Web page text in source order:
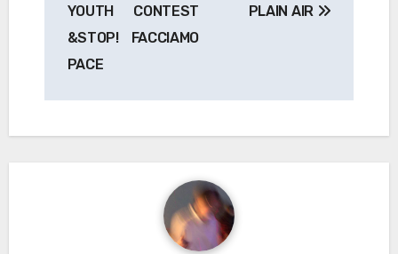
YOUTH CONTEST
&STOP! FACCIAMO
PACE
PLAIN AIR